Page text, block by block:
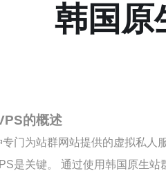
韩国原
的概述
门为站群网站提供的虚拟私人
是关键。 通过使用韩国原生